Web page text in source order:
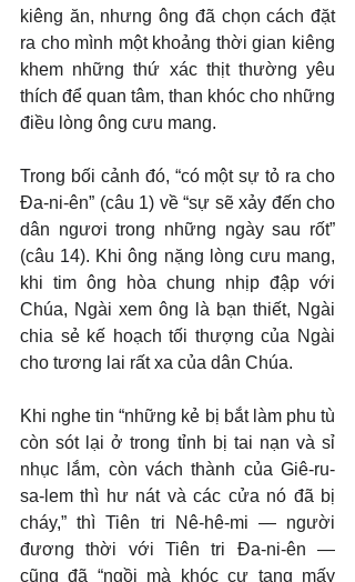
kiêng ăn, nhưng ông đã chọn cách đặt
ra cho mình một khoảng thời gian kiêng
khem những thứ xác thịt thường yêu
thích để quan tâm, than khóc cho những
điều lòng ông cưu mang.
Trong bối cảnh đó, “có một sự tỏ ra cho
Đa-ni-ên” (câu 1) về “sự sẽ xảy đến cho
dân ngươi trong những ngày sau rốt”
(câu 14). Khi ông nặng lòng cưu mang,
khi tim ông hòa chung nhịp đập với
Chúa, Ngài xem ông là bạn thiết, Ngài
chia sẻ kế hoạch tối thượng của Ngài
cho tương lai rất xa của dân Chúa.
Khi nghe tin “những kẻ bị bắt làm phu tù
còn sót lại ở trong tỉnh bị tai nạn và sỉ
nhục lắm, còn vách thành của Giê-ru-
sa-lem thì hư nát và các cửa nó đã bị
cháy,” thì Tiên tri Nê-hê-mi — người
đương thời với Tiên tri Đa-ni-ên —
cũng đã “ngồi mà khóc cư tang mấy